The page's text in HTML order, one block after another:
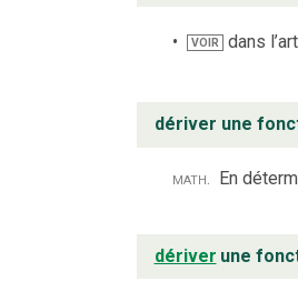
VOIR dans
dériver une
math. En
dériver une